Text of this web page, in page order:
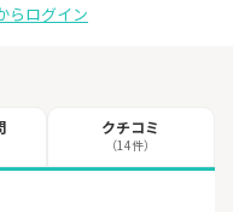
らログイン
クチコミ
（14件）